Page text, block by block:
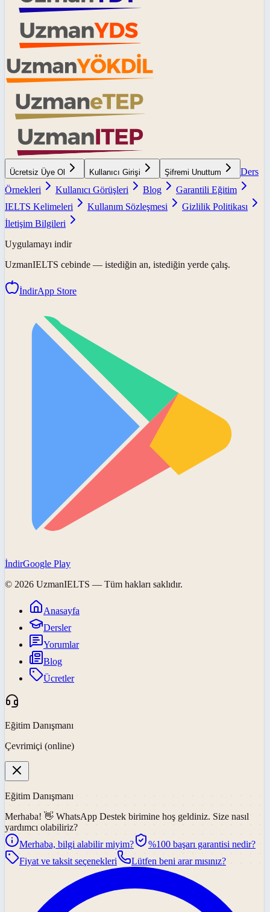
Ücretsiz Üye Ol Kullanıcı Girişi Şifremi Unuttum
Ders
Örnekleri
Kullanıcı Görüşleri Blog
Garantili Eğitim
IELTS Kelimeleri
Kullanım Sözleşmesi
Gizlilik Politikası
İletişim Bilgileri
Uygulamayı indir
UzmanIELTS cebinde — istediğin an, istediğin yerde çalış.
İndirApp Store
İndirGoogle Play
© 2026 UzmanIELTS — Tüm hakları saklıdır.
Anasayfa
Dersler
Yorumlar
Blog
Ücretler
Eğitim Danışmanı
Çevrimiçi (online)
Eğitim Danışmanı
Merhaba! 👋 WhatsApp Destek birimine hoş geldiniz. Size nasıl
yardımcı olabiliriz?
Merhaba, bilgi alabilir miyim?
%100 başarı garantisi nedir?
Fiyat ve taksit seçenekleri
Lütfen beni arar mısınız?